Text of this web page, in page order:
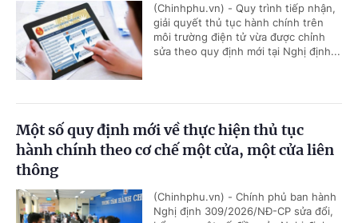
(Chinhphu.vn) - Quy trình tiếp nhận,
giải quyết thủ tục hành chính trên
môi trường điện tử vừa được chỉnh
sửa theo quy định mới tại Nghị định...
Một số quy định mới về thực hiện thủ tục
hành chính theo cơ chế một cửa, một cửa liên
thông
(Chinhphu.vn) - Chính phủ ban hành
Nghị định 309/2026/NĐ-CP sửa đổi,